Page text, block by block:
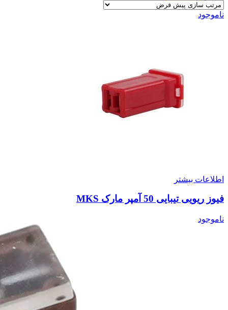
ناموجود
اطلاعات بیشتر
فیوز ریویی تیبایی 50 آمپر مارک MKS
ناموجود